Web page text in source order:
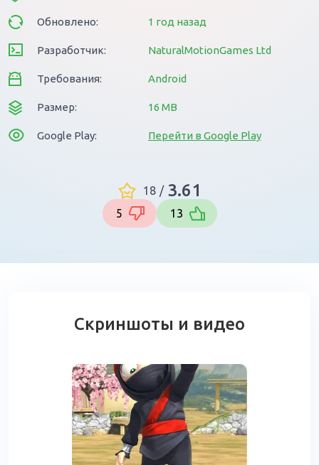
Обновлено: 1 год назад
Разработчик: NaturalMotionGames Ltd
Требования: Android
Размер: 16 MB
Google Play: Перейти в Google Play
18 / 3.61
5 13
Скриншоты и видео